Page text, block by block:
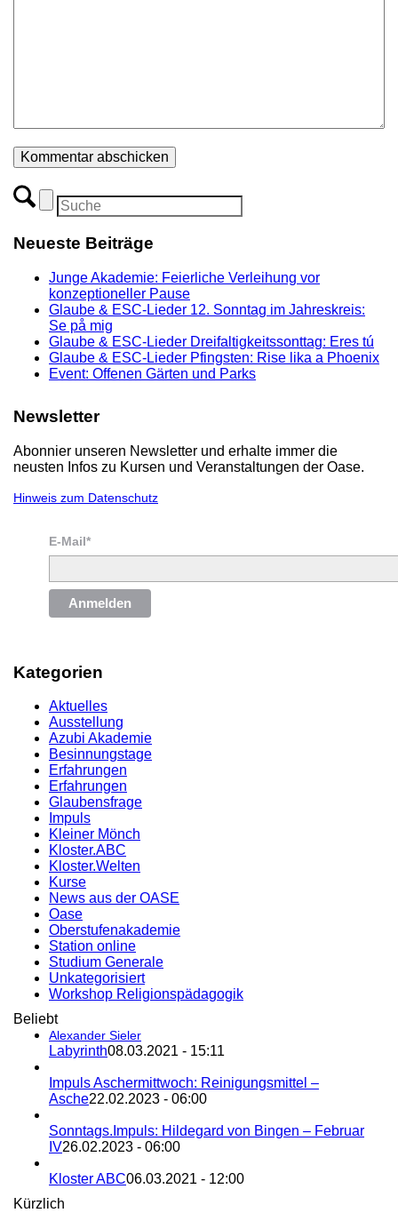
Neueste Beiträge
Junge Akademie: Feierliche Verleihung vor
konzeptioneller Pause
Glaube & ESC-Lieder 12. Sonntag im Jahreskreis:
Se på mig
Glaube & ESC-Lieder Dreifaltigkeitssonttag: Eres tú
Glaube & ESC-Lieder Pfingsten: Rise lika a Phoenix
Event: Offenen Gärten und Parks
Newsletter
Abonnier unseren Newsletter und erhalte immer die
neusten Infos zu Kursen und Veranstaltungen der Oase.
Hinweis zum Datenschutz
E-Mail*
Anmelden
Kategorien
Aktuelles
Ausstellung
Azubi Akademie
Besinnungstage
Erfahrungen
Erfahrungen
Glaubensfrage
Impuls
Kleiner Mönch
Kloster.ABC
Kloster.Welten
Kurse
News aus der OASE
Oase
Oberstufenakademie
Station online
Studium Generale
Unkategorisiert
Workshop Religionspädagogik
Beliebt
Alexander Sieler
Labyrinth08.03.2021 - 15:11
Impuls Aschermittwoch: Reinigungsmittel –
Asche22.02.2023 - 06:00
Sonntags.Impuls: Hildegard von Bingen – Februar
IV26.02.2023 - 06:00
Kloster ABC06.03.2021 - 12:00
Kürzlich